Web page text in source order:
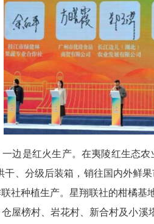
展销会上，夷陵红生态农
柑橘销售协议。10月21日
集团签订柑橘销售协议金
“宜昌蜜桔”产销大会上，
纪超市等客商签订“夷陵
农增收。